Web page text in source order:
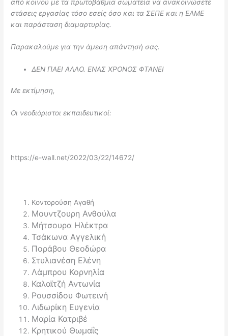
από κοινού με τα πρωτοβάθμια σωματεία να ανακοινώσετε
στάσεις εργασίας τόσο εσείς όσο και τα ΣΕΠΕ και η ΕΛΜΕ
και παράσταση διαμαρτυρίας.
Παρακαλούμε για την άμεση απάντησή σας.
ΔΕΝ ΠΑΕΙ ΑΛΛΟ. ΕΝΑΣ ΧΡΟΝΟΣ ΦΤΑΝΕΙ
Με εκτίμηση,
Οι νεοδιόριστοι εκπαιδευτικοί:
https://e-wall.net/2022/03/22/14672/
Κοντορούση Αγαθή
Μουντζουρη Ανθούλα
Μήτσουρα Ηλέκτρα
Τσάκωνα Αγγελική
Ποράβου Θεοδώρα
Στυλιανέση Ελένη
Λάμπρου Κορνηλία
Καλαϊτζή Αντωνία
Ρουσσίδου Φωτεινή
Λιδωρίκη Ευγενία
Μαρία Κατριβέ
Κρητικού Θωμαΐς